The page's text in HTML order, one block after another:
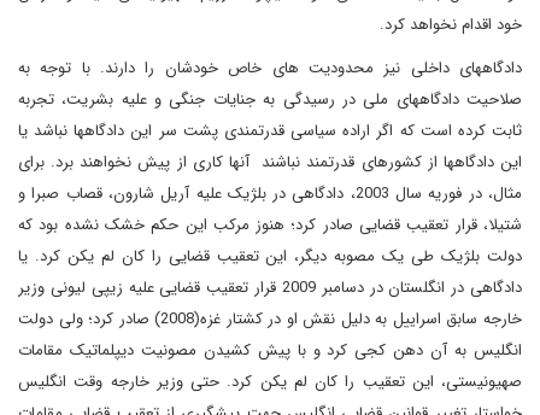
خود اقدام نخواهد کرد.
دادگاههای داخلی نیز محدودیت های خاص خودشان را دارند. با توجه به
صلاحیت دادگاههای ملی در رسیدگی به جنایات جنگی و علیه بشریت، تجربه
ثابت کرده است که اگر اراده سیاسی قدرتمندی پشت سر این دادگاهها نباشد یا
این دادگاهها از کشورهای قدرتمند نباشند آنها کاری از پیش نخواهند برد. برای
مثال، در فوریه سال 2003، دادگاهی در بلژیک علیه آریل شارون، قصاب صبرا و
شتیلا، قرار تعقیب قضایی صادر کرد؛ هنوز مرکب این حکم خشک نشده بود که
دولت بلژیک طی یک مصوبه دیگر، این تعقیب قضایی را کان لم یکن کرد. یا
دادگاهی در انگلستان در دسامبر 2009 قرار تعقیب قضایی علیه زیپی لیونی وزیر
خارجه سابق اسراییل به دلیل نقش او در کشتار غزه(2008) صادر کرد؛ ولی دولت
انگلیس به آن دهن کجی کرد و با پیش کشیدن مصونیت دیپلماتیک مقامات
صهیونیستی، این تعقیب را کان لم یکن کرد. حتی وزیر خارجه وقت انگلیس